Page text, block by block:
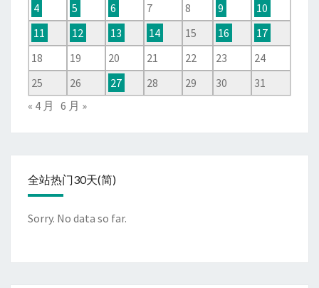
4
5 6 7 8 9
10
11
12 13 14 15 16
17
18
19 20 21 22 23
24
25
26 27 28 29 30
31
« 4 月 6 月 »
全站热门30天(简)
Sorry. No data so far.